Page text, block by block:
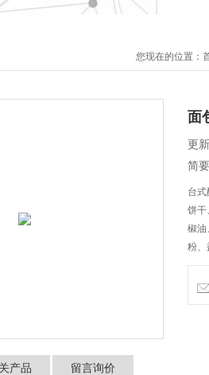
您现在的位置：
面
更
简
台
饼干
椒油
粉、
产品 留言询价